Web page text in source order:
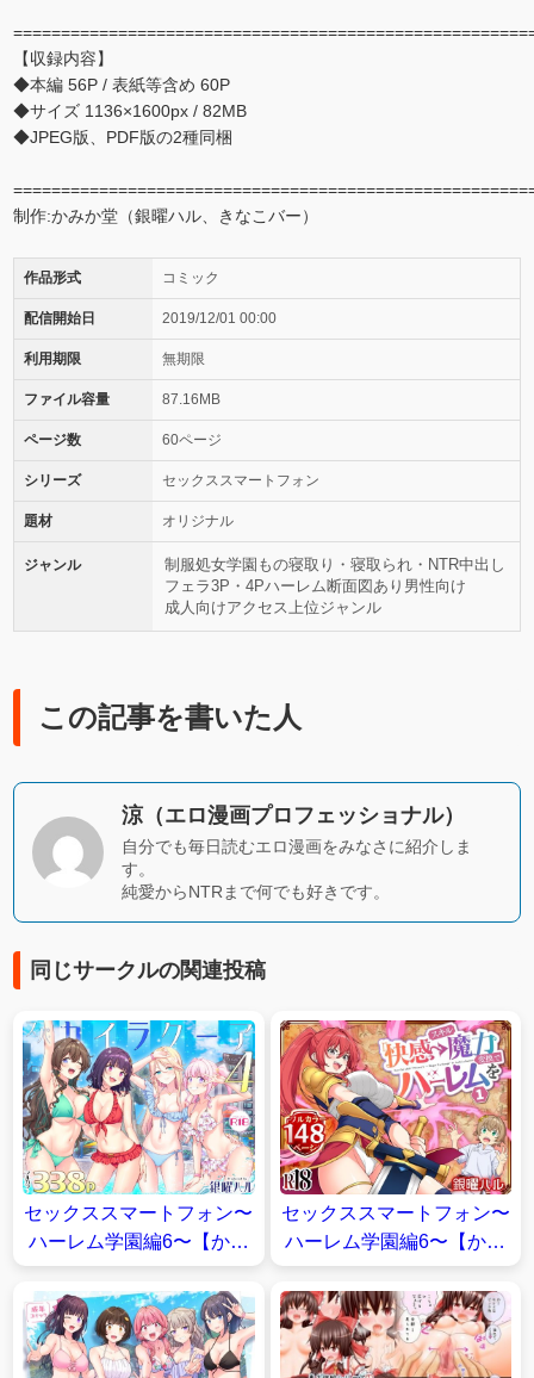
【収録内容】
◆本編 56P / 表紙等含め 60P
◆サイズ 1136×1600px / 82MB
◆JPEG版、PDF版の2種同梱
制作:かみか堂（銀曜ハル、きなこバー）
作品形式 コミック
配信開始日 2019/12/01 00:00
利用期限 無期限
ファイル容量 87.16MB
ページ数 60ページ
シリーズ セックススマートフォン
題材 オリジナル
ジャンル 制服処女学園もの寝取り・寝取られ・NTR中出し
フェラ3P・4Pハーレム断面図あり 男性向け
成人向けアクセス上位ジャンル
この記事を書いた人
涼（エロ漫画プロフェッショナル）
自分でも毎日読むエロ漫画をみなさに紹介しま
す。
純愛からNTRまで何でも好きです。
同じサークルの関連投稿
セックススマートフォン〜
ハーレム学園編6〜【かみ
か堂】
セックススマートフォン〜
ハーレム学園編6〜【かみ
か堂】